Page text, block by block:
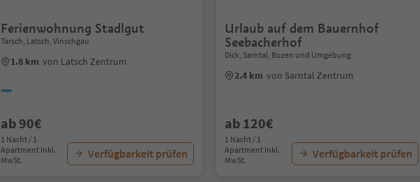
Ferienwohnung Stadlgut
Tarsch, Latsch, Vinschgau
1.8 km von Latsch Zentrum
ab 90€
1 Nacht / 1
Apartment Inkl.
MwSt.
Verfügbarkeit prüfen
Urlaub auf dem Bauernhof
Seebacherhof
Dick, Sarntal, Bozen und Umgebung
2.4 km von Sarntal Zentrum
ab 120€
1 Nacht / 1
Apartment Inkl.
MwSt.
Verfügbarkeit prüfen